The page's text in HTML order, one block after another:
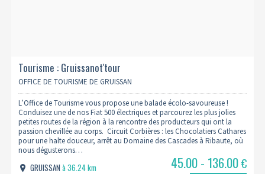
Tourisme : Gruissanot'tour
OFFICE DE TOURISME DE GRUISSAN
L’Office de Tourisme vous propose une balade écolo-savoureuse !
Conduisez une de nos Fiat 500 électriques et parcourez les plus jolies
petites routes de la région à la rencontre des producteurs qui ont la
passion chevillée au corps. Circuit Corbières : les Chocolatiers Cathares
pour une halte douceur, arrêt au Domaine des Cascades à Ribaute, où
nous dégusterons…
GRUISSANà 36.24 km
45.00 - 136.00€